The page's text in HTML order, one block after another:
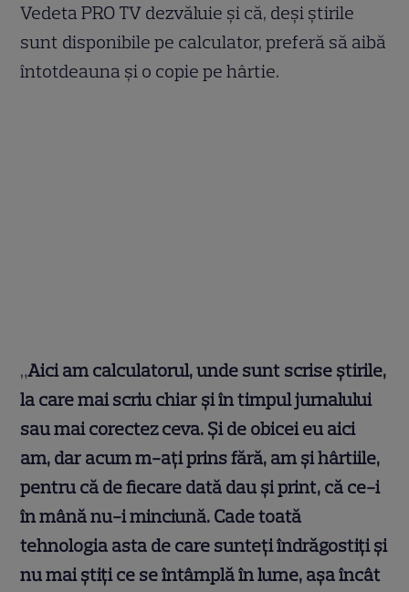
Vedeta PRO TV dezvăluie și că, deși știrile
sunt disponibile pe calculator, preferă să aibă
întotdeauna și o copie pe hârtie.
„Aici am calculatorul, unde sunt scrise știrile,
la care mai scriu chiar și în timpul jurnalului
sau mai corectez ceva. Și de obicei eu aici
am, dar acum m-ați prins fără, am și hârtiile,
pentru că de fiecare dată dau și print, că ce-i
în mână nu-i minciună. Cade toată
tehnologia asta de care sunteți îndrăgostiți și
nu mai știți ce se întâmplă în lume, așa încât